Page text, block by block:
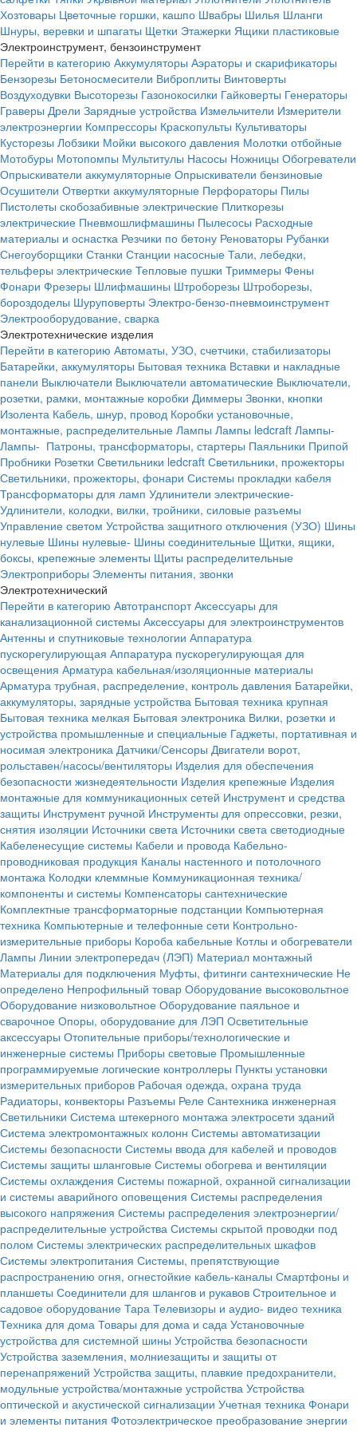
Хозтовары Цветочные горшки, кашпо Швабры Шилья Шланги
Шнуры, веревки и шпагаты Щетки Этажерки Ящики пластиковые
Электроинструмент, бензоинструмент
Перейти в категорию Аккумуляторы Аэраторы и скарификаторы
Бензорезы Бетоносмесители Виброплиты Винтоверты
Воздуходувки Высоторезы Газонокосилки Гайковерты Генераторы
Граверы Дрели Зарядные устройства Измельчители Измерители
электроэнергии Компрессоры Краскопульты Культиваторы
Кусторезы Лобзики Мойки высокого давления Молотки отбойные
Мотобуры Мотопомпы Мультитулы Насосы Ножницы Обогреватели
Опрыскиватели аккумуляторные Опрыскиватели бензиновые
Осушители Отвертки аккумуляторные Перфораторы Пилы
Пистолеты скобозабивные электрические Плиткорезы
электрические Пневмошлифмашины Пылесосы Расходные
материалы и оснастка Резчики по бетону Реноваторы Рубанки
Снегоуборщики Станки Станции насосные Тали, лебедки,
тельферы электрические Тепловые пушки Триммеры Фены
Фонари Фрезеры Шлифмашины Штроборезы Штроборезы,
бороздоделы Шуруповерты Электро-бензо-пневмоинструмент
Электрооборудование, сварка
Электротехнические изделия
Перейти в категорию Автоматы, УЗО, счетчики, стабилизаторы
Батарейки, аккумуляторы Бытовая техника Вставки и накладные
панели Выключатели Выключатели автоматические Выключатели,
розетки, рамки, монтажные коробки Диммеры Звонки, кнопки
Изолента Кабель, шнур, провод Коробки установочные,
монтажные, распределительные Лампы Лампы ledcraft Лампы-
Лампы- Патроны, трансформаторы, стартеры Паяльники Припой
Пробники Розетки Светильники ledcraft Светильники, прожекторы
Светильники, прожекторы, фонари Системы прокладки кабеля
Трансформаторы для ламп Удлинители электрические-
Удлинители, колодки, вилки, тройники, силовые разъемы
Управление светом Устройства защитного отключения (УЗО) Шины
нулевые Шины нулевые- Шины соединительные Щитки, ящики,
боксы, крепежные элементы Щиты распределительные
Электроприборы Элементы питания, звонки
Электротехнический
Перейти в категорию Автотранспорт Аксессуары для
канализационной системы Аксессуары для электроинструментов
Антенны и спутниковые технологии Аппаратура
пускорегулирующая Аппаратура пускорегулирующая для
освещения Арматура кабельная/изоляционные материалы
Арматура трубная, распределение, контроль давления Батарейки,
аккумуляторы, зарядные устройства Бытовая техника крупная
Бытовая техника мелкая Бытовая электроника Вилки, розетки и
устройства промышленные и специальные Гаджеты, портативная и
носимая электроника Датчики/Сенсоры Двигатели ворот,
рольставен/насосы/вентиляторы Изделия для обеспечения
безопасности жизнедеятельности Изделия крепежные Изделия
монтажные для коммуникационных сетей Инструмент и средства
защиты Инструмент ручной Инструменты для опрессовки, резки,
снятия изоляции Источники света Источники света светодиодные
Кабеленесущие системы Кабели и провода Кабельно-
проводниковая продукция Каналы настенного и потолочного
монтажа Колодки клеммные Коммуникационная техника/
компоненты и системы Компенсаторы сантехнические
Комплектные трансформаторные подстанции Компьютерная
техника Компьютерные и телефонные сети Контрольно-
измерительные приборы Короба кабельные Котлы и обогреватели
Лампы Линии электропередач (ЛЭП) Материал монтажный
Материалы для подключения Муфты, фитинги сантехнические Не
определено Непрофильный товар Оборудование высоковольтное
Оборудование низковольтное Оборудование паяльное и
сварочное Опоры, оборудование для ЛЭП Осветительные
аксессуары Отопительные приборы/технологические и
инженерные системы Приборы световые Промышленные
программируемые логические контроллеры Пункты установки
измерительных приборов Рабочая одежда, охрана труда
Радиаторы, конвекторы Разъемы Реле Сантехника инженерная
Светильники Система штекерного монтажа электросети зданий
Система электромонтажных колонн Системы автоматизации
Системы безопасности Системы ввода для кабелей и проводов
Системы защиты шланговые Системы обогрева и вентиляции
Системы охлаждения Системы пожарной, охранной сигнализации
и системы аварийного оповещения Системы распределения
высокого напряжения Системы распределения электроэнергии/
распределительные устройства Системы скрытой проводки под
полом Системы электрических распределительных шкафов
Системы электропитания Системы, препятствующие
распространению огня, огнестойкие кабель-каналы Смартфоны и
планшеты Соединители для шлангов и рукавов Строительное и
садовое оборудование Тара Телевизоры и аудио- видео техника
Техника для дома Товары для дома и сада Установочные
устройства для системной шины Устройства безопасности
Устройства заземления, молниезащиты и защиты от
перенапряжений Устройства защиты, плавкие предохранители,
модульные устройства/монтажные устройства Устройства
оптической и акустической сигнализации Учетная техника Фонари
и элементы питания Фотоэлектрическое преобразование энергии